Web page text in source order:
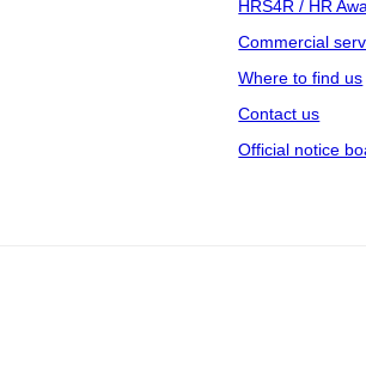
HRS4R / HR
Commercial
Where to find us
Contact us
Official notice